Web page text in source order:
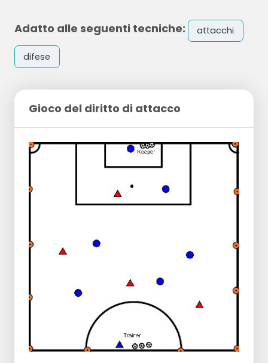
Adatto alle seguenti tecniche: attacchi
difese
Gioco del diritto di attacco